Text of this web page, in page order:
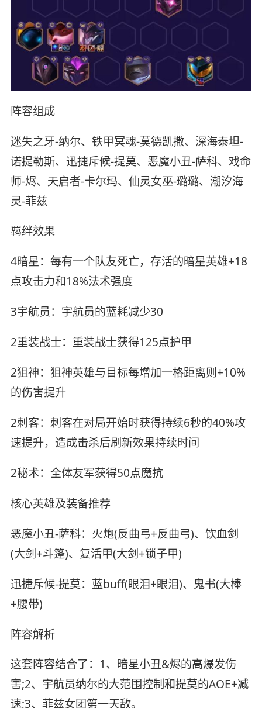
阵容组成
迷失之牙-纳尔、铁甲冥魂-莫德凯撒、深海泰坦-
诺提勒斯、迅捷斥候-提莫、恶魔小丑-萨科、戏命
师-烬、天启者-卡尔玛、仙灵女巫-璐璐、潮汐海
灵-菲兹
羁绊效果
4暗星：每有一个队友死亡，存活的暗星英雄+18
点攻击力和18%法术强度
3宇航员：宇航员的蓝耗减少30
2重装战士：重装战士获得125点护甲
2狙神：狙神英雄与目标每增加一格距离则+10%
的伤害提升
2刺客：刺客在对局开始时获得持续6秒的40%攻
速提升，造成击杀后刷新效果持续时间
2秘术：全体友军获得50点魔抗
核心英雄及装备推荐
恶魔小丑-萨科：火炮(反曲弓+反曲弓)、饮血剑
(大剑+斗篷)、复活甲(大剑+锁子甲)
迅捷斥候-提莫：蓝buff(眼泪+眼泪)、鬼书(大棒
+腰带)
阵容解析
这套阵容结合了：1、暗星小丑&烬的高爆发伤
害;2、宇航员纳尔的大范围控制和提莫的AOE+减
速;3、菲兹女团第一天敌。